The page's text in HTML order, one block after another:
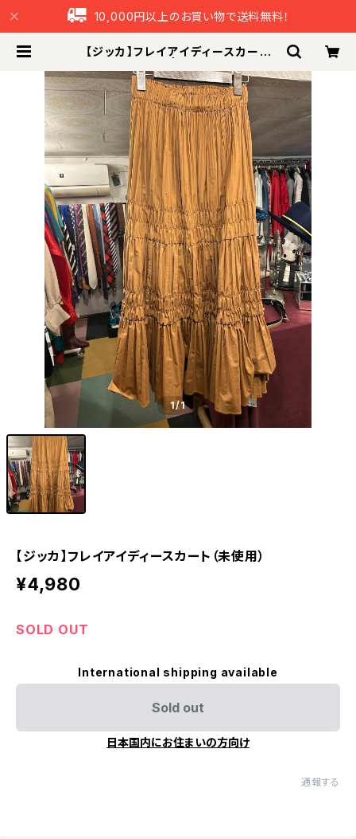
10,000円以上のお買い物で送料無料！
【ジッカ】フレイアイディースカート
1/1
【ジッカ】フレイアイディースカート（未使用）
¥4,980
SOLD OUT
International shipping available
Sold out
日本国内にお住まいの方向け
通報する